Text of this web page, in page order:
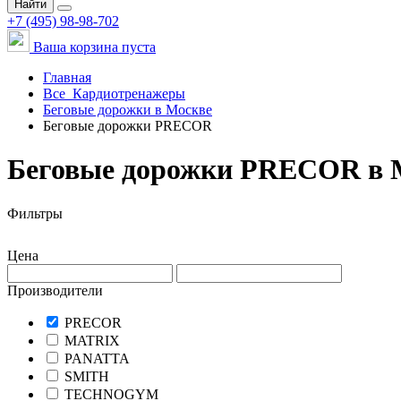
Найти
+7 (495) 98-98-702
Ваша корзина пуста
Главная
Все Кардиотренажеры
Беговые дорожки в Москве
Беговые дорожки PRECOR
Беговые дорожки PRECOR в
Фильтры
Цена
Производители
PRECOR
MATRIX
PANATTA
SMITH
TECHNOGYM